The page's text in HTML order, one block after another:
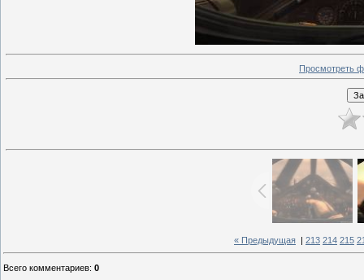
Просмотреть
« Предыдущая 213 214 215
Всего комментариев: 0